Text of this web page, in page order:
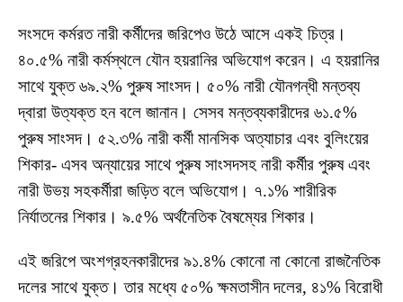
সংসদে কর্মরত নারী কর্মীদের জরিপেও উঠে আসে একই চিত্র।
৪০.৫% নারী কর্মস্থলে যৌন হয়রানির অভিযোগ করেন। এ হয়রানির
সাথে যুক্ত ৬৯.২% পুরুষ সাংসদ। ৫০% নারী যৌনগন্ধী মন্তব্য
দ্বারা উত্যক্ত হন বলে জানান। সেসব মন্তব্যকারীদের ৬১.৫%
পুরুষ সাংসদ। ৫২.৩% নারী কর্মী মানসিক অত্যাচার এবং বুলিংয়ের
শিকার- এসব অন্যায়ের সাথে পুরুষ সাংসদসহ নারী কর্মীর পুরুষ এবং
নারী উভয় সহকর্মীরা জড়িত বলে অভিযোগ। ৭.১% শারীরিক
নির্যাতনের শিকার। ৯.৫% অর্থনৈতিক বৈষম্যের শিকার।
এই জরিপে অংশগ্রহনকারীদের ৯১.৪% কোনো না কোনো রাজনৈতিক
দলের সাথে যুক্ত। তার মধ্যে ৫০% ক্ষমতাসীন দলের, ৪১% বিরোধী